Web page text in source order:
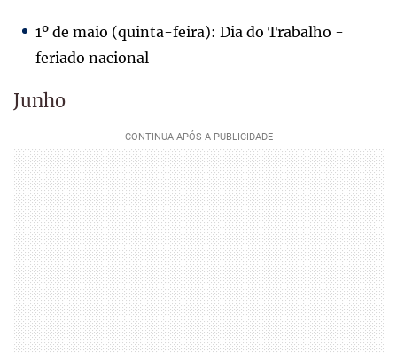
1º de maio (quinta-feira): Dia do Trabalho -
feriado nacional
Junho